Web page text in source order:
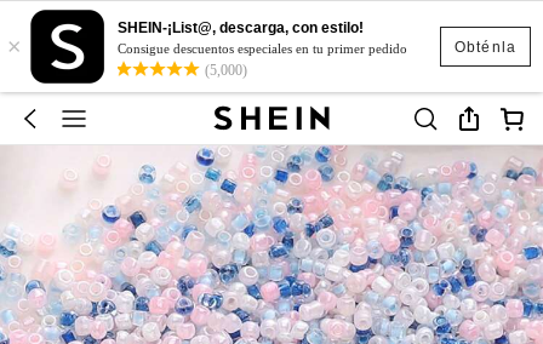
Obténla
×
SHEIN-¡List@, descarga, con estilo!
Consigue descuentos especiales en tu primer pedido
(5,000)